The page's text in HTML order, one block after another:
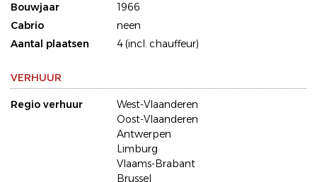
Bouwjaar
1966
Cabrio
neen
Aantal plaatsen
4 (incl. chauffeur)
VERHUUR
Regio verhuur
West-Vlaanderen
Oost-Vlaanderen
Antwerpen
Limburg
Vlaams-Brabant
Brussel